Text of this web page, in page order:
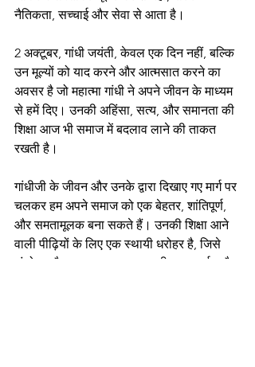
नैतिकता, सच्चाई और सेवा से आता है।
2 अक्टूबर, गांधी जयंती, केवल एक दिन नहीं, बल्कि
उन मूल्यों को याद करने और आत्मसात करने का
अवसर है जो महात्मा गांधी ने अपने जीवन के माध्यम
से हमें दिए। उनकी अहिंसा, सत्य, और समानता की
शिक्षा आज भी समाज में बदलाव लाने की ताकत
रखती है।
गांधीजी के जीवन और उनके द्वारा दिखाए गए मार्ग पर
चलकर हम अपने समाज को एक बेहतर, शांतिपूर्ण,
और समतामूलक बना सकते हैं। उनकी शिक्षा आने
वाली पीढ़ियों के लिए एक स्थायी धरोहर है, जिसे
संजोना और पालन करना हर भारतीय का कर्तव्य है।